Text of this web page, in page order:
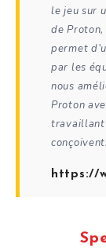
le jeu sur
de
permet
par les
nous
Proton
travaillant
conçoivent.
https://